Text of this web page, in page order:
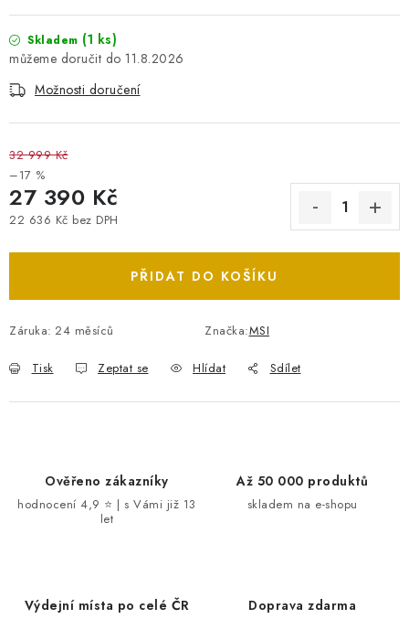
Skladem (1 ks)
11.8.2026
Možnosti doručení
32 999 Kč
–17 %
27 390 Kč
22 636 Kč bez DPH
PŘIDAT DO KOŠÍKU
Záruka: 24 měsíců Značka:MSI
Tisk Zeptat se Hlídat Sdílet
Ověřeno zákazníky
hodnocení 4,9 ⭐ | s Vámi již 13
let
Až 50 000 produktů
skladem na e-shopu
Výdejní místa po celé ČR Doprava zdarma